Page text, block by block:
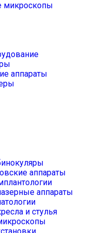
микроскопы
аппараты
аппараты
аппараты
и стулья